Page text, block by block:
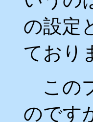
の設定
ており
この
のです